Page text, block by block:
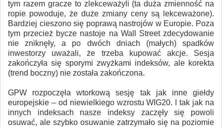
tym razem gracze to zlekceważyli (ta duża zmienność na
ropie powoduje, że duże zmiany ceny są lekceważone).
Bardziej cieszono się poprawą nastrojów w Europie. Poza
tym przecież bycze nastoje na Wall Street zdecydowanie
nie zniknęły, a po dwóch dniach (małych) spadków
inwestorzy uważali, że trzeba kupować akcje. Sesja
zakończyła się sporymi zwyżkami indeksów, ale korekta
(trend boczny) nie została zakończona.
GPW rozpoczęła wtorkową sesję tak jak inne giełdy
europejskie – od niewielkiego wzrostu WIG20. I tak jak na
innych indeksach nasze indeksy zaczęły się powoli
osuwać, ale szybko osuwanie zatrzymało się na poziomie